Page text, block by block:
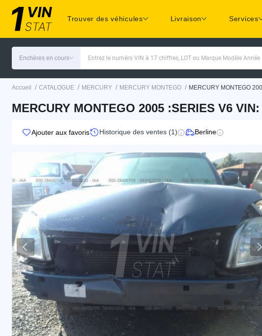
Trouver des véhicules Livraison Services
Enchères en cours Entrez le numéro VIN à 17 chiffres, LOT ou Marque Modèle Année
Accueil / CATALOGUE / MERCURY / MERCURY MONTEGO / MERCURY MONTEGO
MERCURY MONTEGO 2005 :SERIES V6
Ajouter aux favoris Historique des ventes (1) Berline